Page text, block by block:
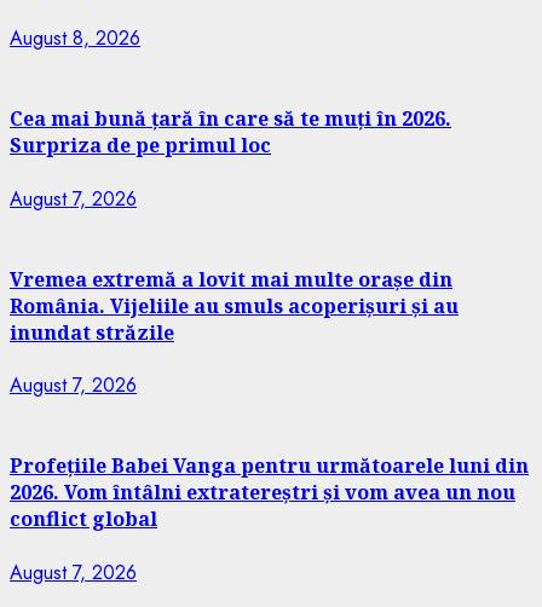
August 8, 2026
Cea mai bună țară în care să te muți în 2026.
Surpriza de pe primul loc
August 7, 2026
Vremea extremă a lovit mai multe orașe din
România. Vijeliile au smuls acoperișuri și au
inundat străzile
August 7, 2026
Profețiile Babei Vanga pentru următoarele luni din
2026. Vom întâlni extratereștri și vom avea un nou
conflict global
August 7, 2026